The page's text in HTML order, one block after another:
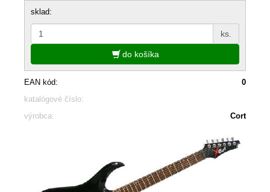
sklad:
ks.
do košíka
EAN kód:
0
katalógové číslo:
výrobca:
Cort